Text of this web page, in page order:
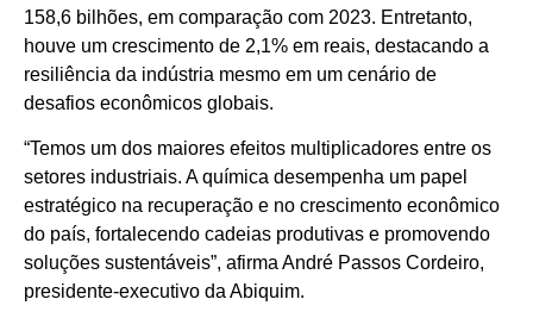
158,6 bilhões, em comparação com 2023. Entretanto,
houve um crescimento de 2,1% em reais, destacando a
resiliência da indústria mesmo em um cenário de
desafios econômicos globais.
“Temos um dos maiores efeitos multiplicadores entre os
setores industriais. A química desempenha um papel
estratégico na recuperação e no crescimento econômico
do país, fortalecendo cadeias produtivas e promovendo
soluções sustentáveis”, afirma André Passos Cordeiro,
presidente-executivo da Abiquim.